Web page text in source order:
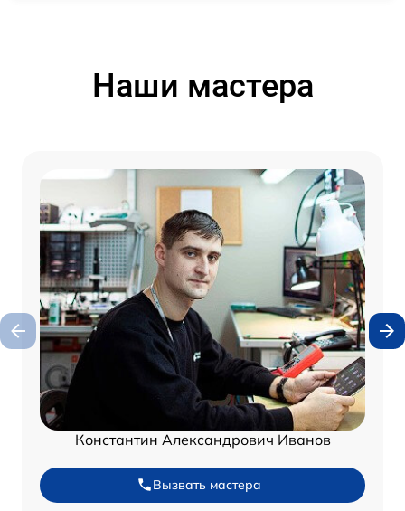
Наши мастера
Константин Александрович Иванов
Вызвать мастера